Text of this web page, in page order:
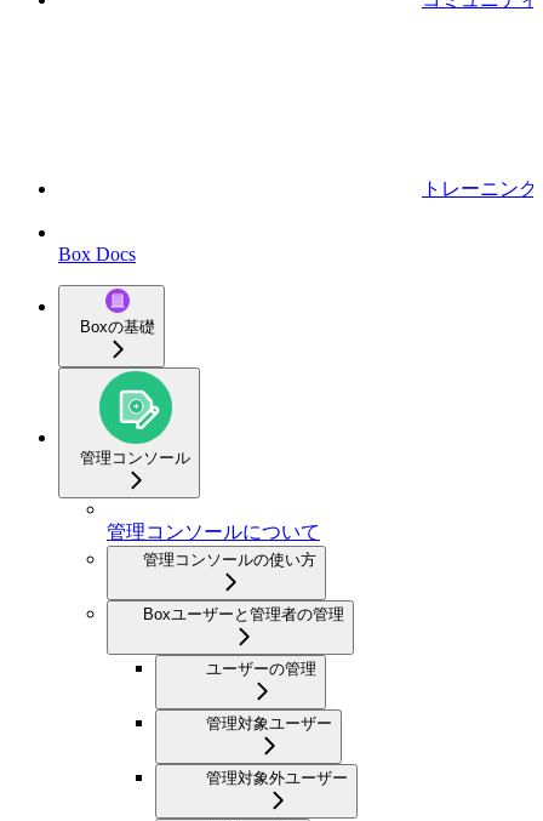
トレーニング
Box Docs
Boxの基礎
管理コンソール
管理コンソールについて
管理コンソールの使い方
Boxユーザーと管理者の管理
ユーザーの管理
管理対象ユーザー
管理対象外ユーザー